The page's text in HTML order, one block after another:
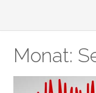
Monat: